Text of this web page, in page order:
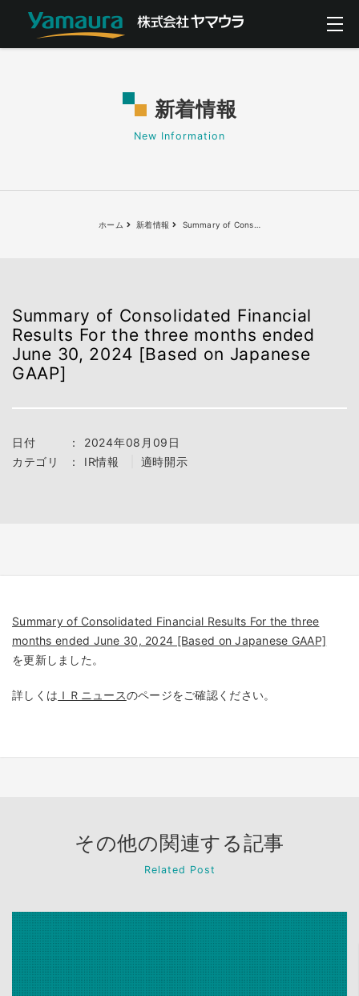
新着情報
New Information
ホーム 新着情報 Summary of Cons
Summary of Consolidated Financial
Results For the three months ended
June 30, 2024 [Based on Japanese
GAAP]
日付 ：
2024年08月09日
カテゴリ
： IR情報 適時開示
Summary of Consolidated Financial Results For the three
months ended June 30, 2024 [Based on Japanese GAAP]
を更新しました。
詳しくは ＩＲニュースのページをご確認ください。
その他の関連する記事
Related Post